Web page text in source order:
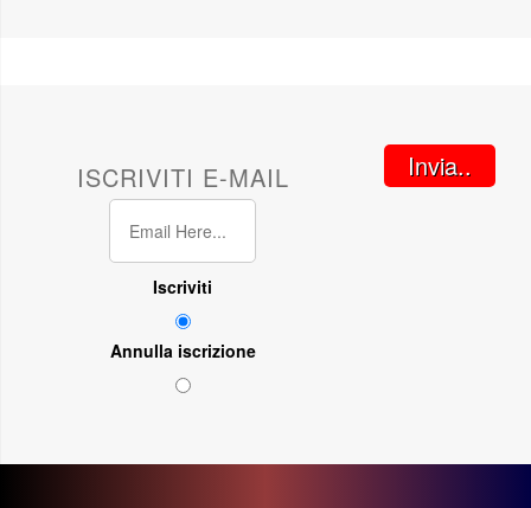
ISCRIVITI E-MAIL
Iscriviti
Annulla iscrizione
Invia..